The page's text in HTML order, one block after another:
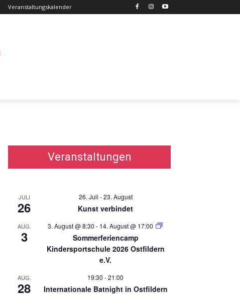
Veranstaltungskalender
Veranstaltungen
JULI
26
26. Juli -23. August
Kunst verbindet
AUG.
3
3. August @ 8:30 - 14. August @ 17:00
Sommerferiencamp
Kindersportschule 2026 Ostfildern
e.V.
AUG.
28
19:30 -21:00
Internationale Batnight in Ostfildern